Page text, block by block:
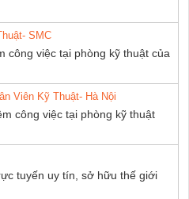
SMC
công việc tại phòng kỹ thuật của
Viên Kỹ Thuật- Hà Nội
công việc tại phòng kỹ thuật
tuyến uy tín, sở hữu thế giới